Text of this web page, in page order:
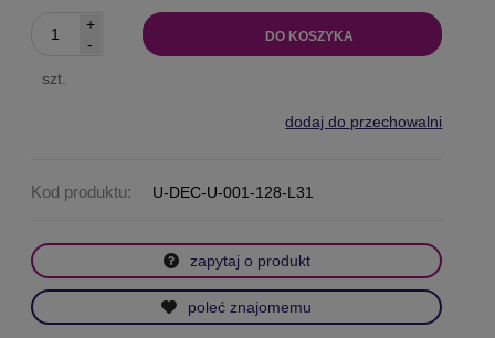
-
+
szt.
DO KOSZYKA
dodaj do przechowalni
Kod produktu: U-DEC-U-001-128-L31
zapytaj o produkt
poleć znajomemu